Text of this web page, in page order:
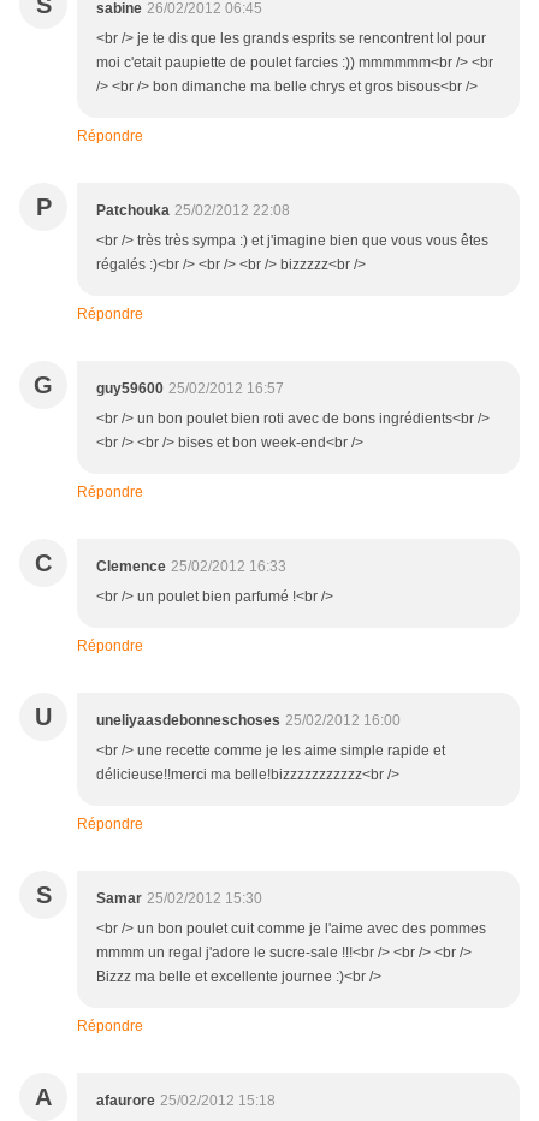
sabine 26/02/2012 06:45
<br /> je te dis que les grands esprits se rencontrent lol pour
moi c'etait paupiette de poulet farcies :)) mmmmmm<br /> <br
/> <br /> bon dimanche ma belle chrys et gros bisous<br />
Répondre
P Patchouka 25/02/2012 22:08
<br /> très très sympa :) et j'imagine bien que vous vous êtes
régalés :)<br /> <br /> <br /> bizzzzz<br />
Répondre
G guy59600 25/02/2012 16:57
<br /> un bon poulet bien roti avec de bons ingrédients<br />
<br /> <br /> bises et bon week-end<br />
Répondre
C Clemence 25/02/2012 16:33
<br /> un poulet bien parfumé !<br />
Répondre
U uneliyaasdebonneschoses 25/02/2012 16:00
<br /> une recette comme je les aime simple rapide et
délicieuse!!merci ma belle!bizzzzzzzzzzz<br />
Répondre
S Samar 25/02/2012 15:30
<br /> un bon poulet cuit comme je l'aime avec des pommes
mmmm un regal j'adore le sucre-sale !!!<br /> <br /> <br />
Bizzz ma belle et excellente journee :)<br />
Répondre
A afaurore 25/02/2012 15:18